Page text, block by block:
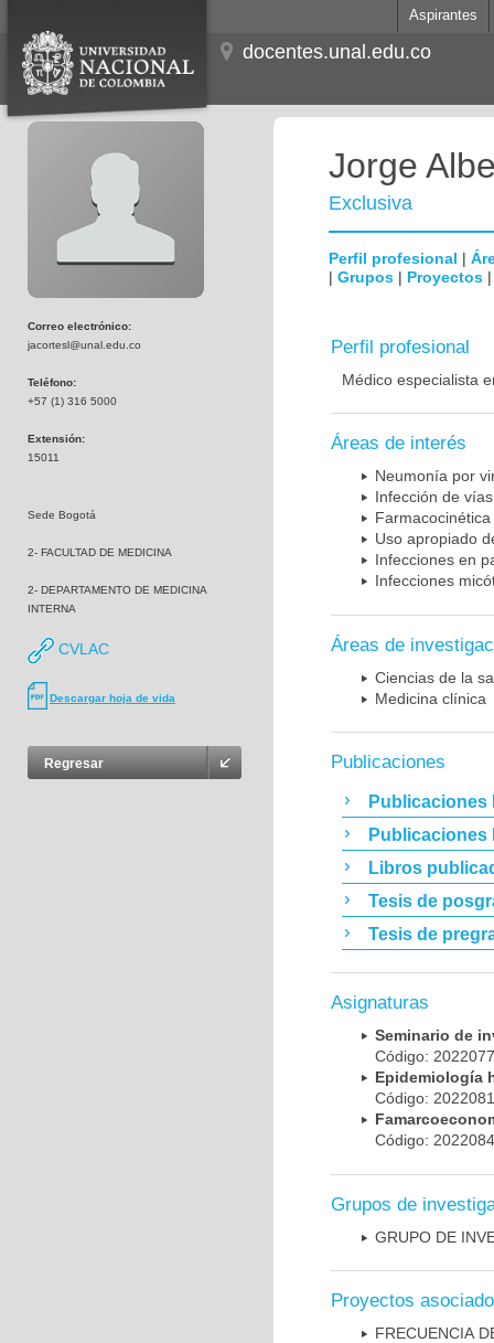
Aspirantes
docentes.unal.edu.co
Correo electrónico:
jacortesl@unal.edu.co
Teléfono:
+57 (1) 316 5000
Extensión:
15011
Sede Bogotá
2- FACULTAD DE MEDICINA
2- DEPARTAMENTO DE MEDICINA
INTERNA
CVLAC
Descargar hoja de vida
Regresar
Jorge
Exclusiva
Perfil profesional |
| Grupos | Proyectos
Perfil profesional
Médico especialista
Áreas de interés
Neumonía por
Infección de
Uso apropiado
Infecciones en
Infecciones
Áreas de
Ciencias de la
Medicina clínica
Publicaciones
Publicaciones
Publicaciones
Libros
Tesis de
Tesis de
Asignaturas
Seminario de
Código:
Epidemiología
Código:
Código:
Grupos de
GRUPO DE
Proyectos
FRECUENCIA